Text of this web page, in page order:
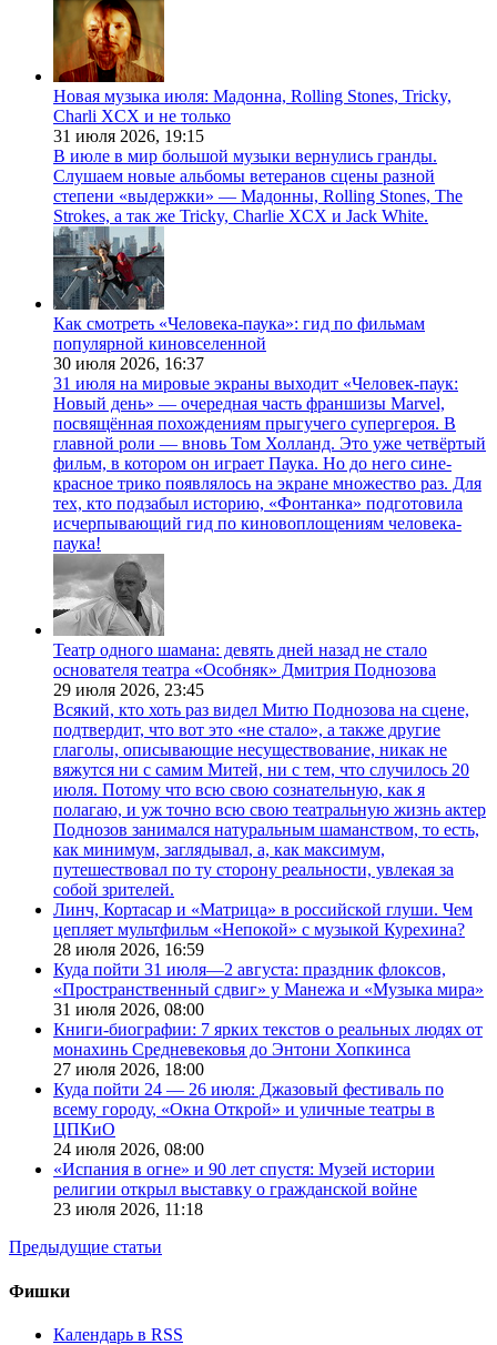
Новая музыка июля: Мадонна, Rolling Stones, Tricky,
Charli XCX и не только
31 июля 2026, 19:15
В июле в мир большой музыки вернулись гранды.
Слушаем новые альбомы ветеранов сцены разной
степени «выдержки» — Мадонны, Rolling Stones, The
Strokes, а так же Tricky, Charlie XCX и Jack White.
Как смотреть «Человека-паука»: гид по фильмам
популярной киновселенной
30 июля 2026, 16:37
31 июля на мировые экраны выходит «Человек-паук:
Новый день» — очередная часть франшизы Marvel,
посвящённая похождениям прыгучего супергероя. В
главной роли — вновь Том Холланд. Это уже четвёртый
фильм, в котором он играет Паука. Но до него сине-
красное трико появлялось на экране множество раз. Для
тех, кто подзабыл историю, «Фонтанка» подготовила
исчерпывающий гид по киновоплощениям человека-
паука!
Театр одного шамана: девять дней назад не стало
основателя театра «Особняк» Дмитрия Поднозова
29 июля 2026, 23:45
Всякий, кто хоть раз видел Митю Поднозова на сцене,
подтвердит, что вот это «не стало», а также другие
глаголы, описывающие несуществование, никак не
вяжутся ни с самим Митей, ни с тем, что случилось 20
июля. Потому что всю свою сознательную, как я
полагаю, и уж точно всю свою театральную жизнь актер
Поднозов занимался натуральным шаманством, то есть,
как минимум, заглядывал, а, как максимум,
путешествовал по ту сторону реальности, увлекая за
собой зрителей.
Линч, Кортасар и «Матрица» в российской глуши. Чем
цепляет мультфильм «Непокой» с музыкой Курехина?
28 июля 2026, 16:59
Куда пойти 31 июля—2 августа: праздник флоксов,
«Пространственный сдвиг» у Манежа и «Музыка мира»
31 июля 2026, 08:00
Книги-биографии: 7 ярких текстов о реальных людях от
монахинь Средневековья до Энтони Хопкинса
27 июля 2026, 18:00
Куда пойти 24 — 26 июля: Джазовый фестиваль по
всему городу, «Окна Открой» и уличные театры в
ЦПКиО
24 июля 2026, 08:00
«Испания в огне» и 90 лет спустя: Музей истории
религии открыл выставку о гражданской войне
23 июля 2026, 11:18
Предыдущие статьи
Фишки
Календарь в RSS